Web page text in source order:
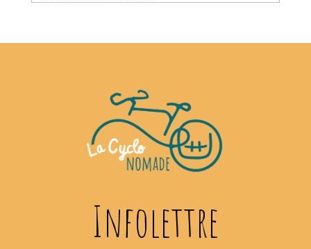
Infolettre